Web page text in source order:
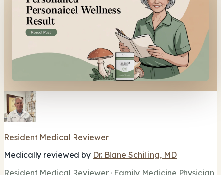
Resident Medical Reviewer
Medically reviewed by Dr. Blane Schilling, MD
Resident Medical Reviewer · Family Medicine Physician